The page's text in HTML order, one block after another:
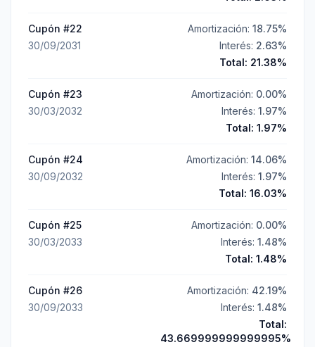
Cupón #22
30/09/2031
Amortización: 18.75%
Interés: 2.63%
Total: 21.38%
Cupón #23
30/03/2032
Amortización: 0.00%
Interés: 1.97%
Total: 1.97%
Cupón #24
30/09/2032
Amortización: 14.06%
Interés: 1.97%
Total: 16.03%
Cupón #25
30/03/2033
Amortización: 0.00%
Interés: 1.48%
Total: 1.48%
Cupón #26
30/09/2033
Amortización: 42.19%
Interés: 1.48%
Total:
43.669999999999995%